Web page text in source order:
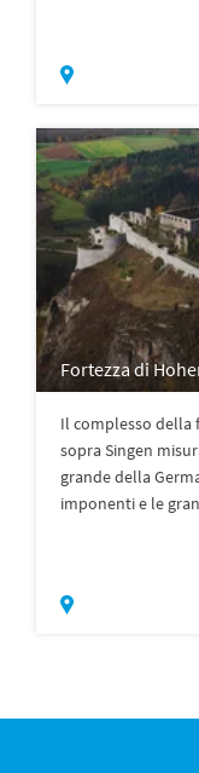
Fortezza di
Il complesso della
sopra Singen
grande della
imponenti e le